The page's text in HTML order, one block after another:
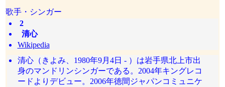
歌手・シンガー
2
清心
Wikipedia
清心（きよみ、1980年9月4日 - ）は岩手県北上市出
身のマンドリンシンガーである。2004年キングレコ
ードよりデビュー。2006年徳間ジャパンコミュニケ